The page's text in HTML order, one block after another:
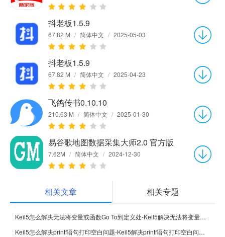
抖老板1.5.9
67.82 M / 简体中文 / 2025-05-03
抖老板1.5.9
67.82 M / 简体中文 / 2025-04-23
飞鸽传书0.10.10
210.63 M / 简体中文 / 2025-01-30
易谷歌地图数据采集大师2.0 官方版
7.62M / 简体中文 / 2024-12-30
相关文章 相关专题
Keil5怎么解决无法将变量或函数Go To到定义处-Keil5解决无法将变量或函数Go To到定义处的方法
Keil5怎么解决printf语句打印空白问题-Keil5解决printf语句打印空白问题的方法